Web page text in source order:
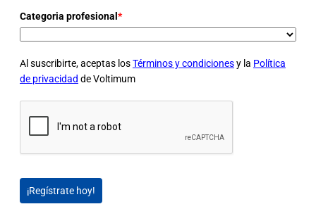
Categoria profesional *
Al suscribirte, aceptas losTérminos y condicionesy la Política
de privacidad de Voltimum
¡Regístrate hoy!